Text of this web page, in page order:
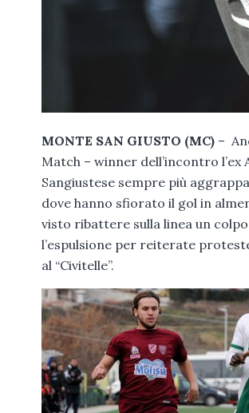
MONTE SAN GIUSTO (MC) –
Match – winner dell’incontro
Sangiustese sempre più
dove hanno sfiorato il gol in
visto ribattere sulla linea un
l’espulsione per reiterate
al “Civitelle”.